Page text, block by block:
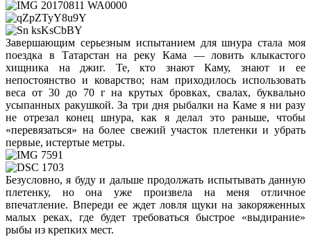
Завершающим серьезным испытанием для шнура стала моя
поездка в Татарстан на реку Кама — ловить клыкастого
хищника на джиг. Те, кто знают Каму, знают и ее
непостоянство и коварство; нам приходилось использовать
веса от 30 до 70 г на крутых бровках, свалах, буквально
усыпанных ракушкой. За три дня рыбалки на Каме я ни разу
не отрезал конец шнура, как я делал это раньше, чтобы
«перевязаться» на более свежий участок плетенки и убрать
первые, истертые метры.
Безусловно, я буду и дальше продолжать испытывать данную
плетенку, но она уже произвела на меня отличное
впечатление. Впереди ее ждет ловля щуки на закоряженных
малых реках, где будет требоваться быстрое «выдирание»
рыбы из крепких мест.